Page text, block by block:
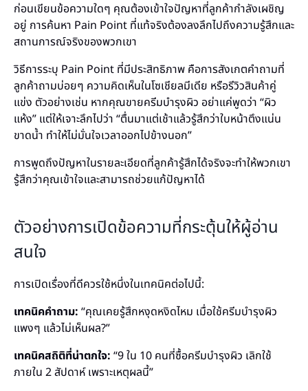
ก่อนเขียนข้อความใดๆ คุณต้องเข้าใจปัญหาที่ลูกค้ากำลังเผชิญ
อยู่ การค้นหา Pain Point ที่แท้จริงต้องลงลึกไปถึงความรู้สึกและ
สถานการณ์จริงของพวกเขา
วิธีการระบุ Pain Point ที่มีประสิทธิภาพ คือการสังเกตคำถามที่
ลูกค้าถามบ่อยๆ ความคิดเห็นในโซเชียลมีเดีย หรือรีวิวสินค้าคู่
แข่ง ตัวอย่างเช่น หากคุณขายครีมบำรุงผิว อย่าแค่พูดว่า “ผิว
แห้ง” แต่ให้เจาะลึกไปว่า “ตื่นมาแต่เช้าแล้วรู้สึกว่าใบหน้าตึงแน่น
ขาดน้ำ ทำให้ไม่มั่นใจเวลาออกไปข้างนอก”
การพูดถึงปัญหาในรายละเอียดที่ลูกค้ารู้สึกได้จริงจะทำให้พวกเขา
รู้สึกว่าคุณเข้าใจและสามารถช่วยแก้ปัญหาได้
ตัวอย่างการเปิดข้อความที่กระตุ้นให้ผู้อ่าน
สนใจ
การเปิดเรื่องที่ดีควรใช้หนึ่งในเทคนิคต่อไปนี้:
เทคนิคคำถาม: “คุณเคยรู้สึกหงุดหงิดไหม เมื่อใช้ครีมบำรุงผิว
แพงๆ แล้วไม่เห็นผล?”
เทคนิคสถิติที่น่าตกใจ: “9 ใน 10 คนที่ซื้อครีมบำรุงผิว เลิกใช้
ภายใน 2 สัปดาห์ เพราะเหตุผลนี้”